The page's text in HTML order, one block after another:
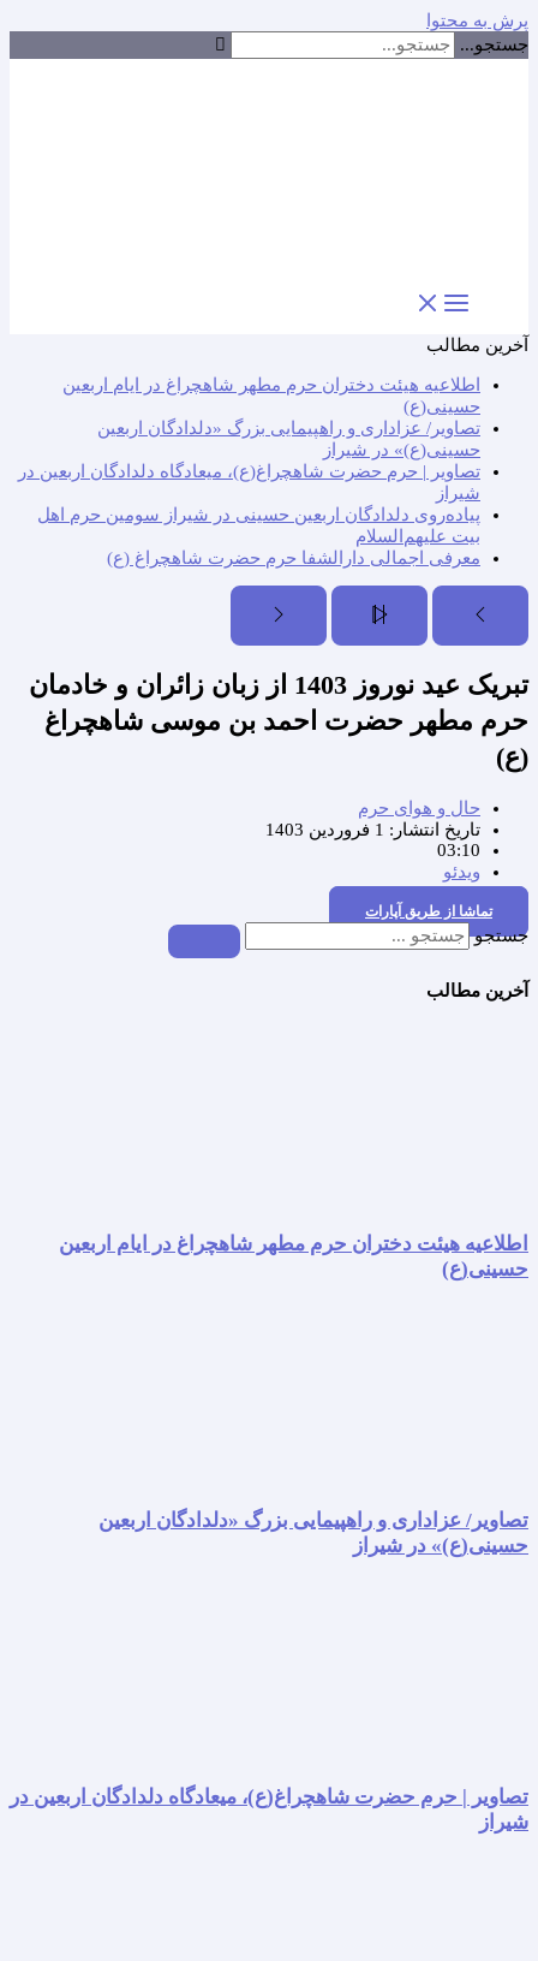
پرش به محتوا
جستجو...
آخرین مطالب
اطلاعیه هیئت دختران حرم مطهر شاهچراغ در ایام اربعین
حسینی(ع)
تصاویر/ عزاداری و راهپیمایی بزرگ «دلدادگان اربعین
حسینی(ع)» در شیراز
تصاویر | حرم حضرت شاهچراغ(ع)، میعادگاه دلدادگان اربعین در
شیراز
پیاده‌روی دلدادگان اربعین حسینی در شیراز سومین حرم اهل
بیت علیهم‌السلام
معرفی اجمالی دارالشفا حرم حضرت شاهچراغ (ع)
تبریک عید نوروز 1403 از زبان زائران و خادمان
حرم مطهر حضرت احمد بن موسی شاهچراغ
(ع)
حال و هوای حرم
تاریخ انتشار: 1 فروردین 1403
03:10
ویدئو
تماشا از طریق آپارات
جستجو
آخرین مطالب
اطلاعیه هیئت دختران حرم مطهر شاهچراغ در ایام اربعین
حسینی(ع)
تصاویر/ عزاداری و راهپیمایی بزرگ «دلدادگان اربعین
حسینی(ع)» در شیراز
تصاویر | حرم حضرت شاهچراغ(ع)، میعادگاه دلدادگان اربعین در
شیراز